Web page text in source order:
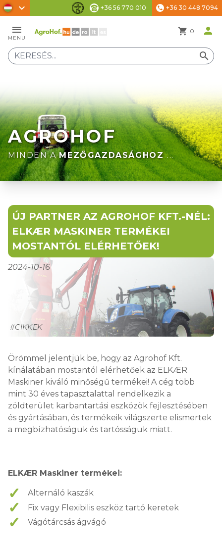
chevron_right
Akadálymentesítési beállítások
+36 56 770 010 phone +36 30 448 7094
menu
MENU
shopping_cart 0 person
search
AGROHOF
MINDEN AMEZŐGAZDASÁGHOZ...
ÚJ PARTNER AZ AGROHOF KFT.-NÉL:
ELKÆR MASKINER TERMÉKEI
MOSTANTÓL ELÉRHETŐEK!
#CIKKEK
2024-10-16
Örömmel jelentjük be, hogy az Agrohof Kft.
kínálatában mostantól elérhetőek az ELKÆR
Maskiner kiváló minőségű termékei! A cég több
mint 30 éves tapasztalattal rendelkezik a
zöldterület karbantartási eszközök fejlesztésében
és gyártásában, és termékeik világszerte elismertek
a megbízhatóságuk és tartósságuk miatt.
ELKÆR Maskiner termékei:
Alternáló kaszák
Fix vagy Flexibilis eszköz tartó keretek
Vágótárcsás ágvágó